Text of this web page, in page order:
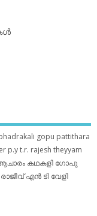
gopu pattithara
p.yt.r. rajesh theyyam
കഥകളി ഗോപു
രാജീവ് എൻ ടി വേളി